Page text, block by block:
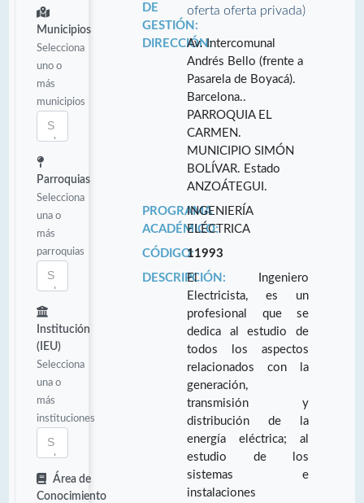
Municipios
Selecciona
uno o
más
municipios
Parroquias
Selecciona
una o
más
parroquias
Institución
(IEU)
Selecciona
una o
más
instituciones
Área de
Conocimiento
DE
GESTIÓN:
oferta oferta privada)
DIRECCIÓN:Av. Intercomunal
Andrés Bello (frente a
Pasarela de Boyacá).
Barcelona..
PARROQUIA EL
CARMEN.
MUNICIPIO SIMÓN
BOLÍVAR. Estado
ANZOÁTEGUI.
PROGRAMA
ACADÉMICO:
INGENIERÍA
ELÉCTRICA
CÓDIGO:11993
DESCRIPCIÓN:El Ingeniero
Electricista, es un
profesional que se
dedica al estudio de
todos los aspectos
relacionados con la
generación,
transmisión y
distribución de la
energía eléctrica; al
estudio de los
sistemas e
instalaciones